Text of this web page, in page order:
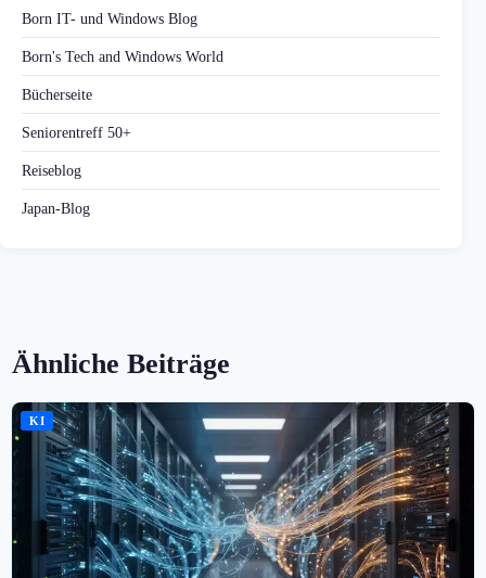
Born IT- und Windows Blog
Born's Tech and Windows World
Bücherseite
Seniorentreff 50+
Reiseblog
Japan-Blog
Ähnliche Beiträge
KI